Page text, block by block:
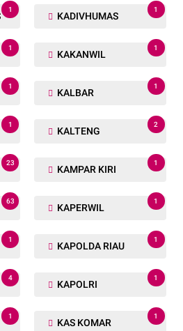
1
KADIVHUMAS
1
1
KAKANWIL
1
1
KALBAR
1
1
KALTENG
2
23
KAMPAR KIRI
1
63
KAPERWIL
1
1
KAPOLDA RIAU
1
4
KAPOLRI
1
1
KAS KOMAR
1